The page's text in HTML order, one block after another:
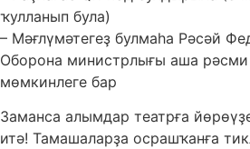
ҡулланып була)
– Мәғлүмәтегеҙ булмаһа Рәсәй
Оборона министрлығы аша
мөмкинлеге бар
Заманса алымдар театрға
итә! Тамашаларҙа осрашҡанға